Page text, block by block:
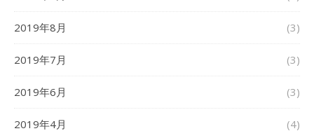
2019年8月 (3)
2019年7月 (3)
2019年6月 (3)
2019年4月 (4)